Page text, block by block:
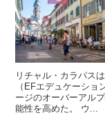
リチャル・カラパス
（EFエデュケーシ
ージのオーバーアル
能性を高めた。 ウ...